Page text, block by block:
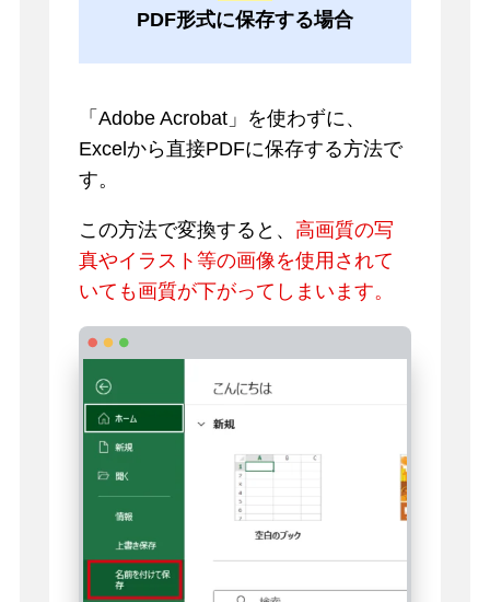
PDF形式に保存する場合
「Adobe Acrobat」を使わずに、
Excelから直接PDFに保存する方法で
す。
この方法で変換すると、 高画質の写
真やイラスト等の画像を使用されて
いても画質が下がってしまいます。